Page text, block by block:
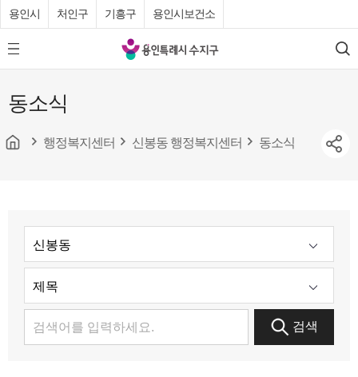
용인시 처인구 기흥구 용인시보건소
모
바
메
뉴
튼
용
인
수
검
색
동소식
행정복지센터 신봉동 행정복지센터 동소식
검색